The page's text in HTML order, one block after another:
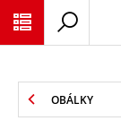
OBÁLKY